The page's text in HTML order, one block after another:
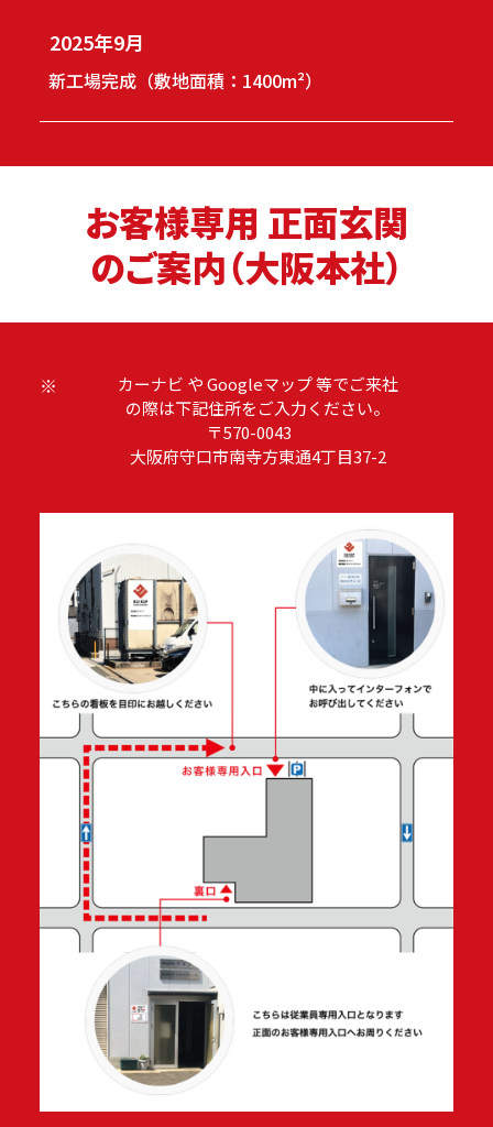
2025年9月
新工場完成（敷地面積：1400m²）
お客様専用 正面玄関
のご案内（大阪本社）
※
カーナビ や Googleマップ 等でご来社
の際は下記住所をご入力ください。
〒570-0043
大阪府守口市南寺方東通4丁目37-2